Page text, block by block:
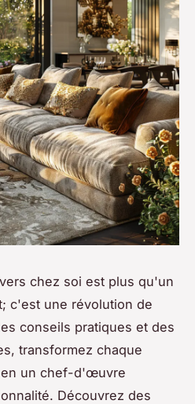
chez soi est plus qu'un
c'est une révolution de
conseils pratiques et des
transformez chaque
en un chef-d'œuvre
Découvrez des